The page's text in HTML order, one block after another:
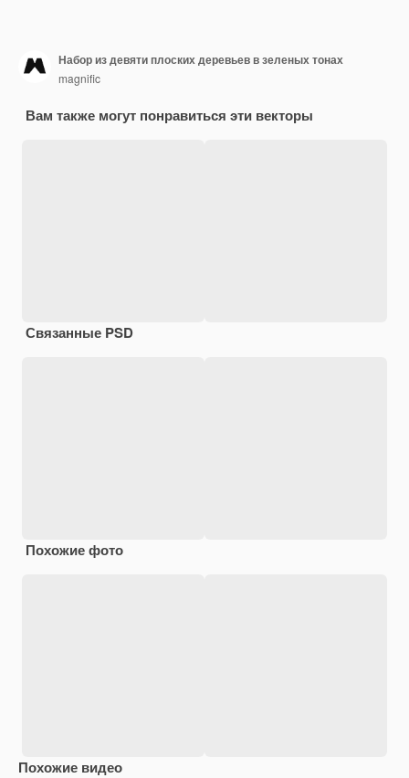
Набор из девяти плоских деревьев в зеленых тонах
magnific
Вам также могут понравиться эти векторы
Связанные PSD
Похожие фото
Похожие видео